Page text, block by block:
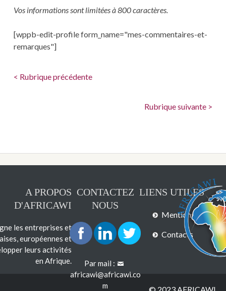
Vos informations sont limitées à 800 caractères.
[wppb-edit-profile form_name="mes-commentaires-et-
remarques"]
< Rubrique précédente
Rubrique suivante >
A PROPOS
D'AFRICAWI
les entreprises et
européennes et
leurs activités
en Afrique.
CONTACTEZ
NOUS
Par mail :
africawi@africawi.co
m
LIENS UTILES
Mentions légales
Contacts
© 2023 AFRICAWI